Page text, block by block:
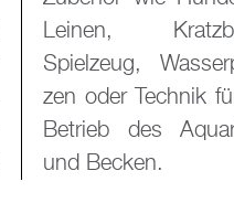
und Be­cken.